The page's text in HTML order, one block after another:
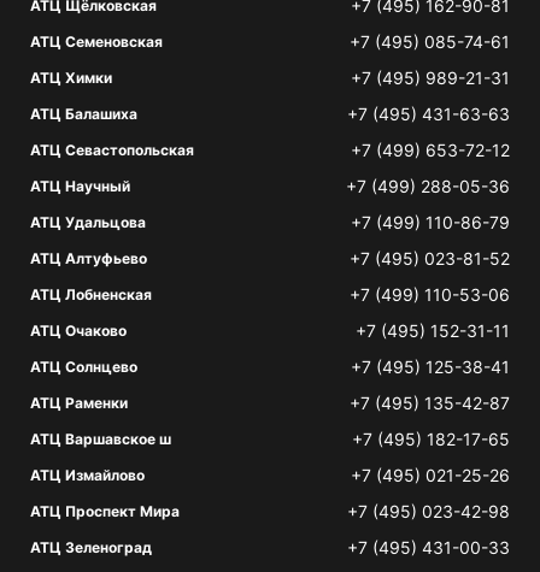
АТЦ Щёлковская +7 (495) 162-90-81
АТЦ Семеновская +7 (495) 085-74-61
АТЦ Химки +7 (495) 989-21-31
АТЦ Балашиха +7 (495) 431-63-63
АТЦ Севастопольская +7 (499) 653-72-12
АТЦ Научный +7 (499) 288-05-36
АТЦ Удальцова +7 (499) 110-86-79
АТЦ Алтуфьево +7 (495) 023-81-52
АТЦ Лобненская +7 (499) 110-53-06
АТЦ Очаково +7 (495) 152-31-11
АТЦ Солнцево +7 (495) 125-38-41
АТЦ Раменки +7 (495) 135-42-87
АТЦ Варшавское ш +7 (495) 182-17-65
АТЦ Измайлово +7 (495) 021-25-26
АТЦ Проспект Мира +7 (495) 023-42-98
АТЦ Зеленоград +7 (495) 431-00-33